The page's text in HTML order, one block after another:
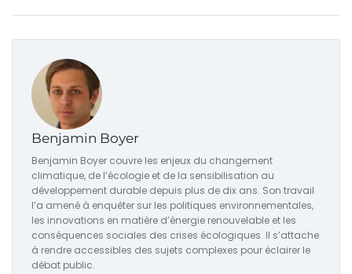
Benjamin Boyer
Benjamin Boyer couvre les enjeux du changement
climatique, de l’écologie et de la sensibilisation au
développement durable depuis plus de dix ans. Son travail
l’a amené à enquêter sur les politiques environnementales,
les innovations en matière d’énergie renouvelable et les
conséquences sociales des crises écologiques. Il s’attache
à rendre accessibles des sujets complexes pour éclairer le
débat public.